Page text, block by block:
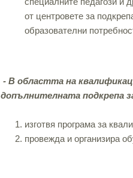
от центровете за
образователни
- В областта на
допълнителната подкрепа
изготвя програма за
провежда и организира